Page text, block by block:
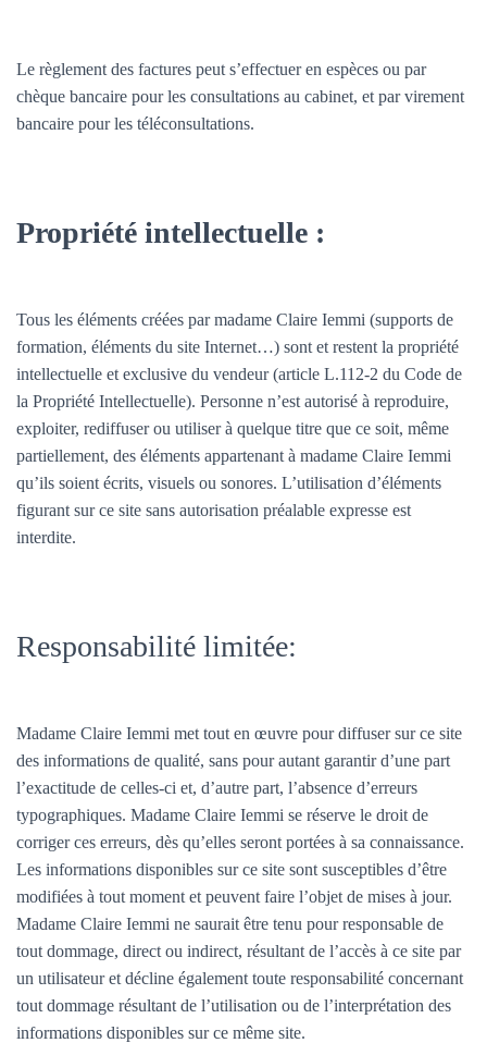
Le règlement des factures peut s’effectuer en espèces ou par
chèque bancaire pour les consultations au cabinet, et par virement
bancaire pour les téléconsultations.
Propriété intellectuelle :
Tous les éléments créées par madame Claire Iemmi (supports de
formation, éléments du site Internet…) sont et restent la propriété
intellectuelle et exclusive du vendeur (article L.112-2 du Code de
la Propriété Intellectuelle). Personne n’est autorisé à reproduire,
exploiter, rediffuser ou utiliser à quelque titre que ce soit, même
partiellement, des éléments appartenant à madame Claire Iemmi
qu’ils soient écrits, visuels ou sonores. L’utilisation d’éléments
figurant sur ce site sans autorisation préalable expresse est
interdite.
Responsabilité limitée:
Madame Claire Iemmi met tout en œuvre pour diffuser sur ce site
des informations de qualité, sans pour autant garantir d’une part
l’exactitude de celles-ci et, d’autre part, l’absence d’erreurs
typographiques. Madame Claire Iemmi se réserve le droit de
corriger ces erreurs, dès qu’elles seront portées à sa connaissance.
Les informations disponibles sur ce site sont susceptibles d’être
modifiées à tout moment et peuvent faire l’objet de mises à jour.
Madame Claire Iemmi ne saurait être tenu pour responsable de
tout dommage, direct ou indirect, résultant de l’accès à ce site par
un utilisateur et décline également toute responsabilité concernant
tout dommage résultant de l’utilisation ou de l’interprétation des
informations disponibles sur ce même site.